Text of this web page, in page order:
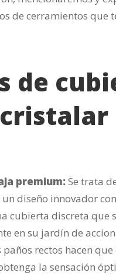
de cerramientos que
de
premium:Se trata
diseño innovador
cubierta discreta que
en su jardín de
paños rectos hacen
la sensación